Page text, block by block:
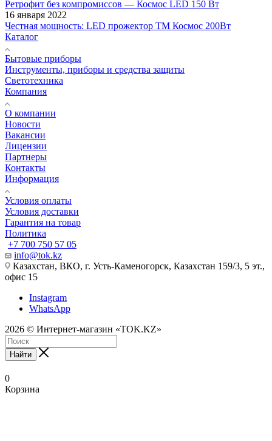
Ретрофит без компромиссов — Космос LED 150 Вт
16 января 2022
Честная мощность: LED прожектор ТМ Космос 200Вт
Каталог
Бытовые приборы
Инструменты, приборы и средства защиты
Светотехника
Компания
О компании
Новости
Вакансии
Лицензии
Партнеры
Контакты
Информация
Условия оплаты
Условия доставки
Гарантия на товар
Политика
+7 700 750 57 05
info@tok.kz
Казахстан, ВКО, г. Усть-Каменогорск, Казахстан 159/3, 5 эт.,
офис 15
Instagram
WhatsApp
2026 © Интернет-магазин «TOK.KZ»
Найти
0
Корзина